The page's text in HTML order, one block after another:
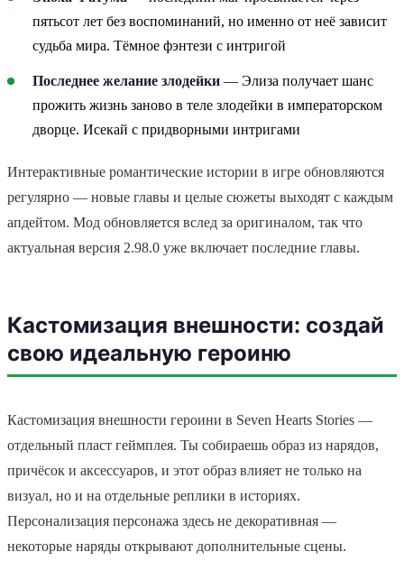
пятьсот лет без воспоминаний, но именно от неё зависит
судьба мира. Тёмное фэнтези с интригой
Последнее желание злодейки — Элиза получает шанс
прожить жизнь заново в теле злодейки в императорском
дворце. Исекай с придворными интригами
Интерактивные романтические истории в игре обновляются
регулярно — новые главы и целые сюжеты выходят с каждым
апдейтом. Мод обновляется вслед за оригиналом, так что
актуальная версия 2.98.0 уже включает последние главы.
Кастомизация внешности: создай
свою идеальную героиню
Кастомизация внешности героини в Seven Hearts Stories —
отдельный пласт геймплея. Ты собираешь образ из нарядов,
причёсок и аксессуаров, и этот образ влияет не только на
визуал, но и на отдельные реплики в историях.
Персонализация персонажа здесь не декоративная —
некоторые наряды открывают дополнительные сцены.